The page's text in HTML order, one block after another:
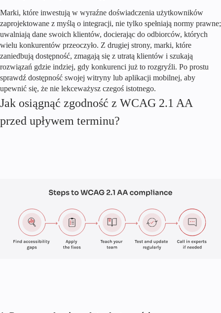
Marki, które inwestują w wyraźne doświadczenia użytkowników
zaprojektowane z myślą o integracji, nie tylko spełniają normy prawne;
uwalniają dane swoich klientów, docierając do odbiorców, których
wielu konkurentów przeoczyło. Z drugiej strony, marki, które
zaniedbują dostępność, zmagają się z utratą klientów i szukają
rozwiązań gdzie indziej, gdy konkurenci już to rozgryźli. Po prostu
sprawdź dostępność swojej witryny lub aplikacji mobilnej, aby
upewnić się, że nie lekceważysz czegoś istotnego.
Jak osiągnąć zgodność z WCAG 2.1 AA
przed upływem terminu?